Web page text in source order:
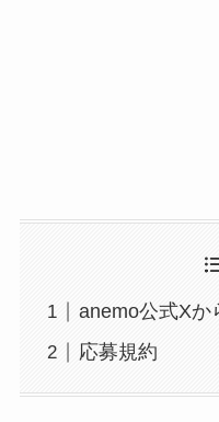
anemo公式Xか
応募規約